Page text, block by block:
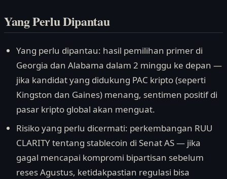
Yang Perlu Dipantau
Yang perlu dipantau: hasil pemilihan primer di
Georgia dan Alabama dalam 2 minggu ke depan —
jika kandidat yang didukung PAC kripto (seperti
Kingston dan Gaines) menang, sentimen positif di
pasar kripto global akan menguat.
Risiko yang perlu dicermati: perkembangan RUU
CLARITY tentang stablecoin di Senat AS — jika
gagal mencapai kompromi bipartisan sebelum
reses Agustus, ketidakpastian regulasi bisa